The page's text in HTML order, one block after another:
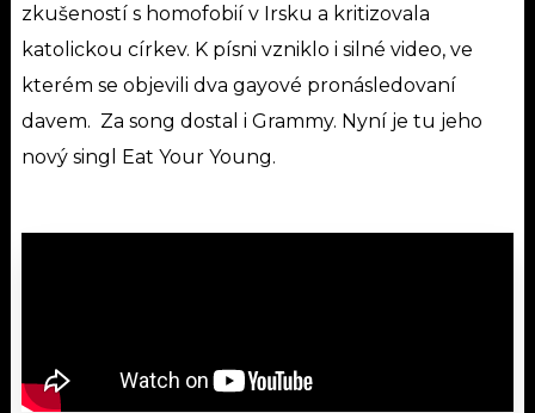
zkušeností s homofobií v Irsku a kritizovala
katolickou církev. K písni vzniklo i silné video, ve
kterém se objevili dva gayové pronásledovaní
davem. Za song dostal i Grammy. Nyní je tu jeho
nový singl Eat Your Young.